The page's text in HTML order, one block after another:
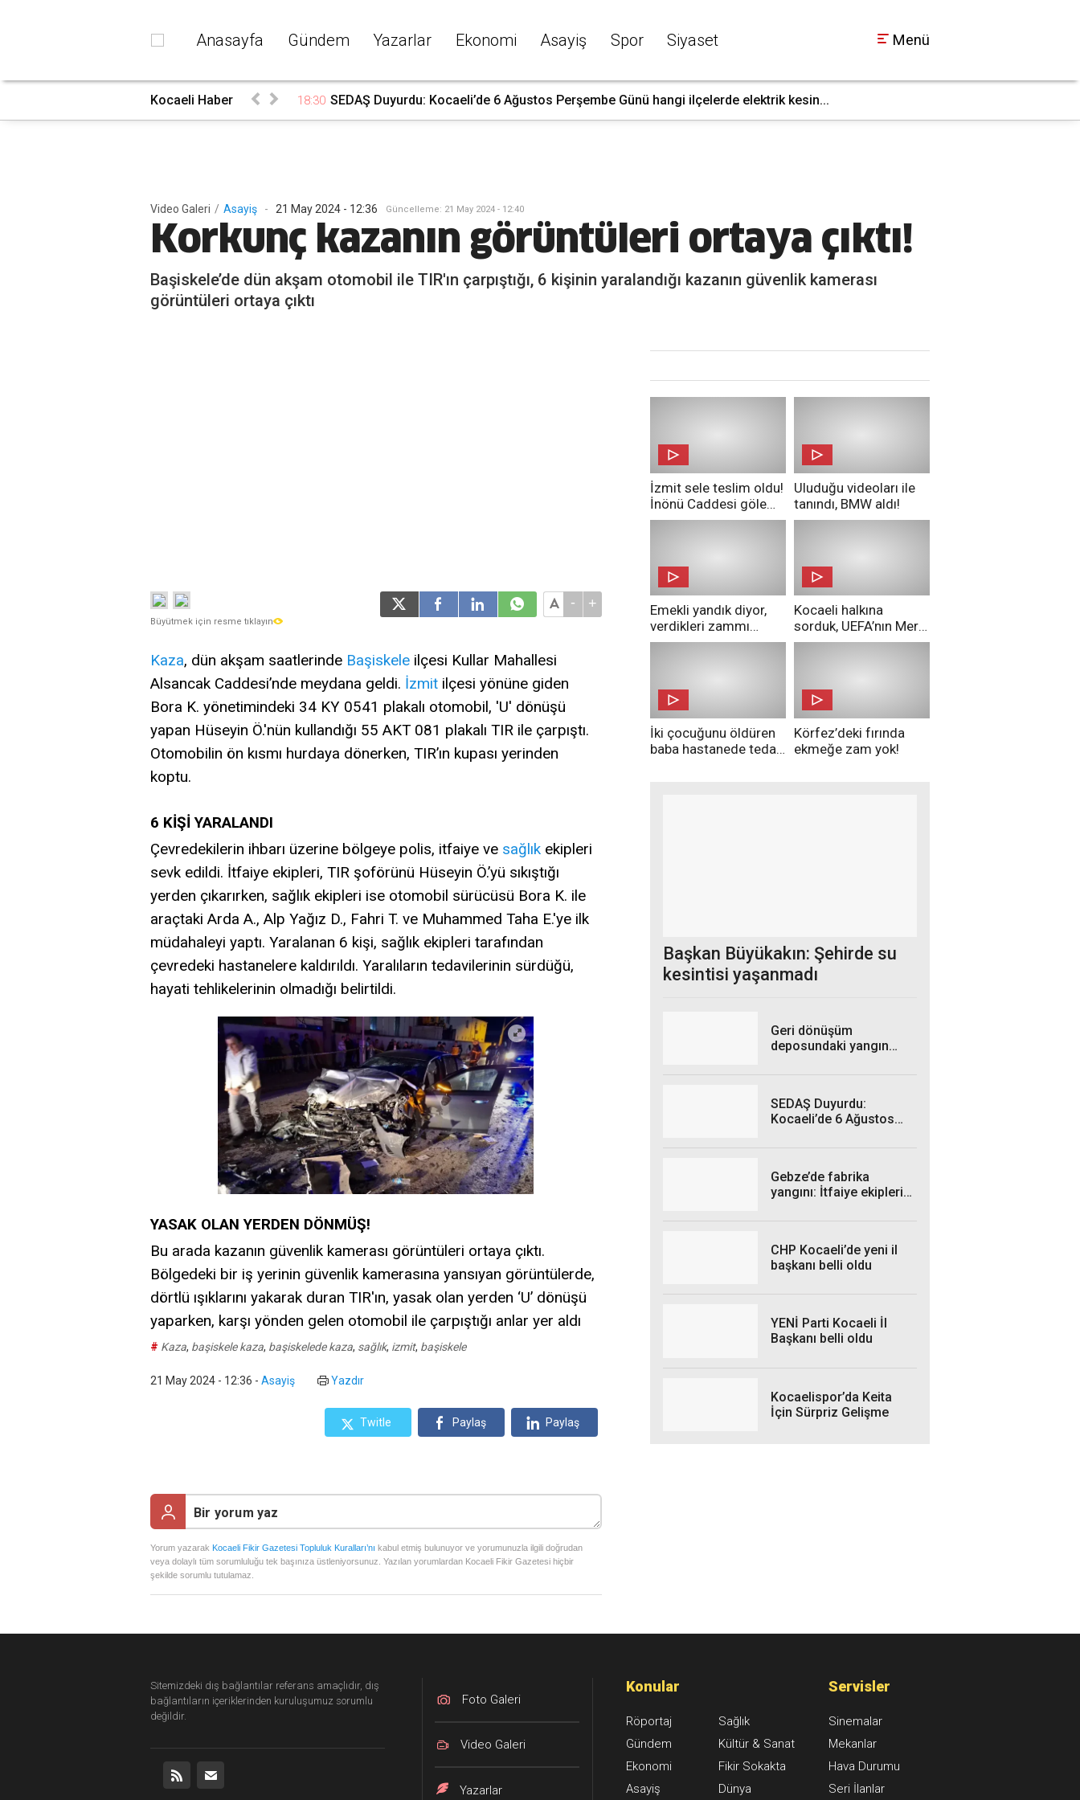
Anasayfa Gündem Yazarlar Ekonomi Asayiş Spor Siyaset Menü
Kocaeli Haber 18:30 SEDAŞ Duyurdu: Kocaeli’de 6 Ağustos Perşembe Günü hangi ilçelerde elektrik kesin...
Video Galeri / Asayiş - 21 May 2024 - 12:36 Güncelleme: 21 May 2024 - 12:40
Korkunç kazanın görüntüleri ortaya çıktı!
Başiskele’de dün akşam otomobil ile TIR'ın çarpıştığı, 6 kişinin yaralandığı kazanın güvenlik kamerası
görüntüleri ortaya çıktı
Büyütmek için resme tıklayın
- +
Kaza, dün akşam saatlerinde Başiskele ilçesi Kullar Mahallesi
Alsancak Caddesi’nde meydana geldi. İzmit ilçesi yönüne giden
Bora K. yönetimindeki 34 KY 0541 plakalı otomobil, 'U' dönüşü
yapan Hüseyin Ö.'nün kullandığı 55 AKT 081 plakalı TIR ile çarpıştı.
Otomobilin ön kısmı hurdaya dönerken, TIR’ın kupası yerinden
koptu.
6 KİŞİ YARALANDI
Çevredekilerin ihbarı üzerine bölgeye polis, itfaiye ve sağlık ekipleri
sevk edildi. İtfaiye ekipleri, TIR şoförünü Hüseyin Ö.’yü sıkıştığı
yerden çıkarırken, sağlık ekipleri ise otomobil sürücüsü Bora K. ile
araçtaki Arda A., Alp Yağız D., Fahri T. ve Muhammed Taha E.'ye ilk
müdahaleyi yaptı. Yaralanan 6 kişi, sağlık ekipleri tarafından
çevredeki hastanelere kaldırıldı. Yaralıların tedavilerinin sürdüğü,
hayati tehlikelerinin olmadığı belirtildi.
YASAK OLAN YERDEN DÖNMÜŞ!
Bu arada kazanın güvenlik kamerası görüntüleri ortaya çıktı.
Bölgedeki bir iş yerinin güvenlik kamerasına yansıyan görüntülerde,
dörtlü ışıklarını yakarak duran TIR'ın, yasak olan yerden ‘U’ dönüşü
yaparken, karşı yönden gelen otomobil ile çarpıştığı anlar yer aldı
# Kaza, başiskele kaza, başiskelede kaza, sağlık, izmit, başiskele
21 May 2024 - 12:36 - Asayiş Yazdır
Twitle Paylaş Paylaş
Yorum yazarak Kocaeli Fikir Gazetesi Topluluk Kuralları’nı kabul etmiş bulunuyor ve yorumunuzla ilgili doğrudan
veya dolaylı tüm sorumluluğu tek başınıza üstleniyorsunuz. Yazılan yorumlardan Kocaeli Fikir Gazetesi hiçbir
şekilde sorumlu tutulamaz.
İzmit sele teslim oldu!
İnönü Caddesi göle
döndü!
Uluduğu videoları ile
tanındı, BMW aldı!
Emekli yandık diyor,
verdikleri zammı
pazarda geri aldılar!
Kocaeli halkına
sorduk, UEFA’nın Merih
Demiral kararı
İki çocuğunu öldüren
baba hastanede tedavi
Körfez’deki fırında
ekmeğe zam yok!
Başkan Büyükakın: Şehirde su
kesintisi yaşanmadı
Geri dönüşüm
deposundaki yangın
SEDAŞ Duyurdu:
Kocaeli’de 6 Ağustos
Gebze’de fabrika
yangını: İtfaiye ekipleri
CHP Kocaeli’de yeni il
başkanı belli oldu
YENİ Parti Kocaeli İl
Başkanı belli oldu
Kocaelispor’da Keita
İçin Sürpriz Gelişme
Sitemizdeki dış bağlantılar referans amaçlıdır, dış
bağlantıların içeriklerinden kuruluşumuz sorumlu
değildir.
Foto Galeri
Video Galeri
Yazarlar
Konular
Röportaj
Gündem
Ekonomi
Asayiş
Sağlık
Kültür & Sanat
Fikir Sokakta
Dünya
Servisler
Sinemalar
Mekanlar
Hava Durumu
Seri İlanlar